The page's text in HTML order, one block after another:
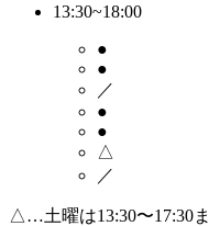
13:30~18:00
●
●
／
●
●
△
／
△…土曜は13:30〜17:30